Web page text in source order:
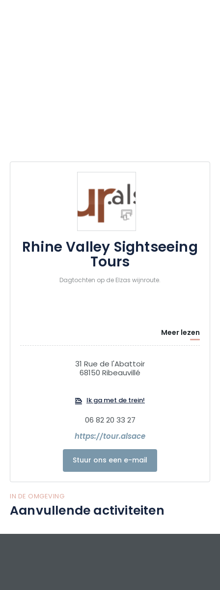
Rhine Valley Sightseeing
Tours
Dagtochten op de Elzas wijnroute.
Meer lezen
31 Rue de l'Abattoir
68150 Ribeauvillé
Ik ga met de trein!
06 82 20 33 27
https://tour.alsace
Stuur ons een e-mail
IN DE OMGEVING
Aanvullende activiteiten